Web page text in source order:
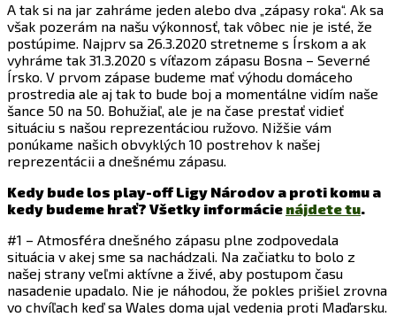
A tak si na jar zahráme jeden alebo dva „zápasy roka“. Ak sa
však pozerám na našu výkonnosť, tak vôbec nie je isté, že
postúpime. Najprv sa 26.3.2020 stretneme s Írskom a ak
vyhráme tak 31.3.2020 s víťazom zápasu Bosna – Severné
Írsko. V prvom zápase budeme mať výhodu domáceho
prostredia ale aj tak to bude boj a momentálne vidím naše
šance 50 na 50. Bohužiaľ, ale je na čase prestať vidieť
situáciu s našou reprezentáciou ružovo. Nižšie vám
ponúkame našich obvyklých 10 postrehov k našej
reprezentácii a dnešnému zápasu.
Kedy bude los play-off Ligy Národov a proti komu a
kedy budeme hrať? Všetky informácie nájdete tu.
#1 – Atmosféra dnešného zápasu plne zodpovedala
situácia v akej sme sa nachádzali. Na začiatku to bolo z
našej strany veľmi aktívne a živé, aby postupom času
nasadenie upadalo. Nie je náhodou, že pokles prišiel zrovna
vo chvíľach keď sa Wales doma ujal vedenia proti Maďarsku.